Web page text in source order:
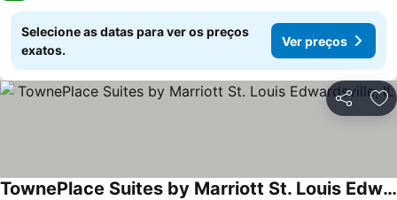
Selecione as datas para ver os preços
exatos.
Ver preços
Partilhar
TownePlace Suites by Marriott St. Louis Edwardsville, IL